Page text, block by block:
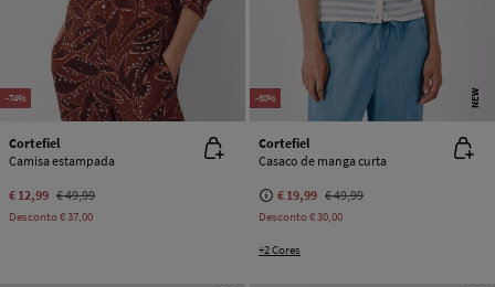
-74%
Cortefiel
Camisa estampada
€ 12,99 € 49,99
Desconto€ 37,00
-60% NEW
Cortefiel
Casaco de manga curta
€ 19,99 € 49,99
Desconto€ 30,00
+2 Cores